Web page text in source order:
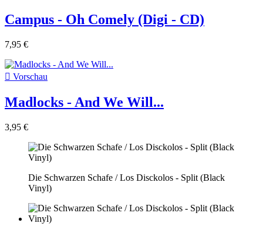
Campus - Oh Comely (Digi - CD)
7,95 €
 Vorschau
Madlocks - And We Will...
3,95 €
Die Schwarzen Schafe / Los Disckolos - Split (Black
Vinyl)